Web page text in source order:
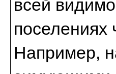
всей
поселениях
Например,